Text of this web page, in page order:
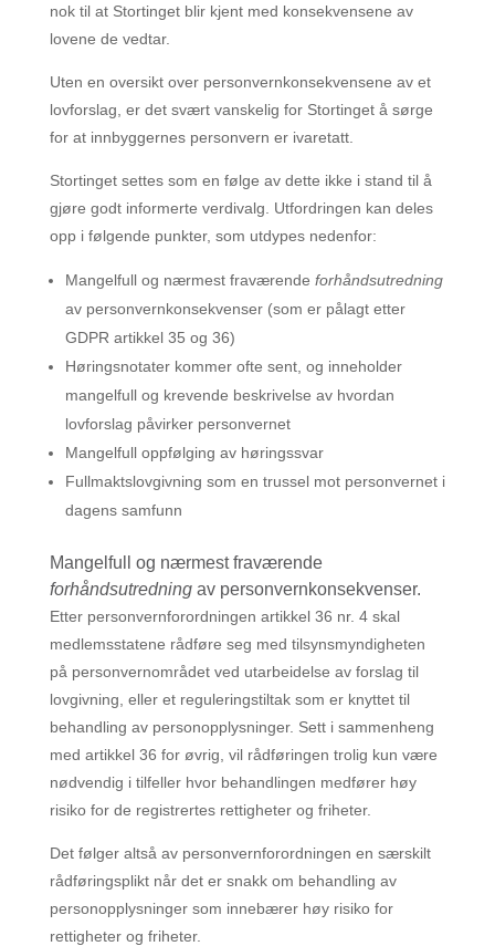
nok til at Stortinget blir kjent med konsekvensene av
lovene de vedtar.
Uten en oversikt over personvernkonsekvensene av et
lovforslag, er det svært vanskelig for Stortinget å sørge
for at innbyggernes personvern er ivaretatt.
Stortinget settes som en følge av dette ikke i stand til å
gjøre godt informerte verdivalg. Utfordringen kan deles
opp i følgende punkter, som utdypes nedenfor:
Mangelfull og nærmest fraværende forhåndsutredning
av personvernkonsekvenser (som er pålagt etter
GDPR artikkel 35 og 36)
Høringsnotater kommer ofte sent, og inneholder
mangelfull og krevende beskrivelse av hvordan
lovforslag påvirker personvernet
Mangelfull oppfølging av høringssvar
Fullmaktslovgivning som en trussel mot personvernet i
dagens samfunn
Mangelfull og nærmest fraværende
forhåndsutredningav personvernkonsekvenser.
Etter personvernforordningen artikkel 36 nr. 4 skal
medlemsstatene rådføre seg med tilsynsmyndigheten
på personvernområdet ved utarbeidelse av forslag til
lovgivning, eller et reguleringstiltak som er knyttet til
behandling av personopplysninger. Sett i sammenheng
med artikkel 36 for øvrig, vil rådføringen trolig kun være
nødvendig i tilfeller hvor behandlingen medfører høy
risiko for de registrertes rettigheter og friheter.
Det følger altså av personvernforordningen en særskilt
rådføringsplikt når det er snakk om behandling av
personopplysninger som innebærer høy risiko for
rettigheter og friheter.